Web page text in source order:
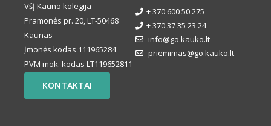
VšĮ Kauno kolegija
Pramonės pr. 20, LT-50468
Kaunas
Įmonės kodas 111965284
PVM mok. kodas LT119652811
+ 370 600 50 275
+ 370 37 35 23 24
info@go.kauko.lt
priemimas@go.kauko.lt
KONTAKTAI